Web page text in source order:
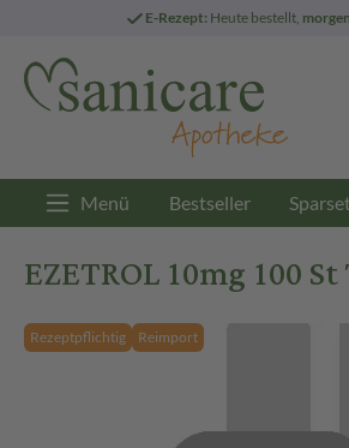
E-Rezept: Heute bestellt,
Menü Bestseller
EZETROL 10mg 100
Rezeptpflichtig Reimport